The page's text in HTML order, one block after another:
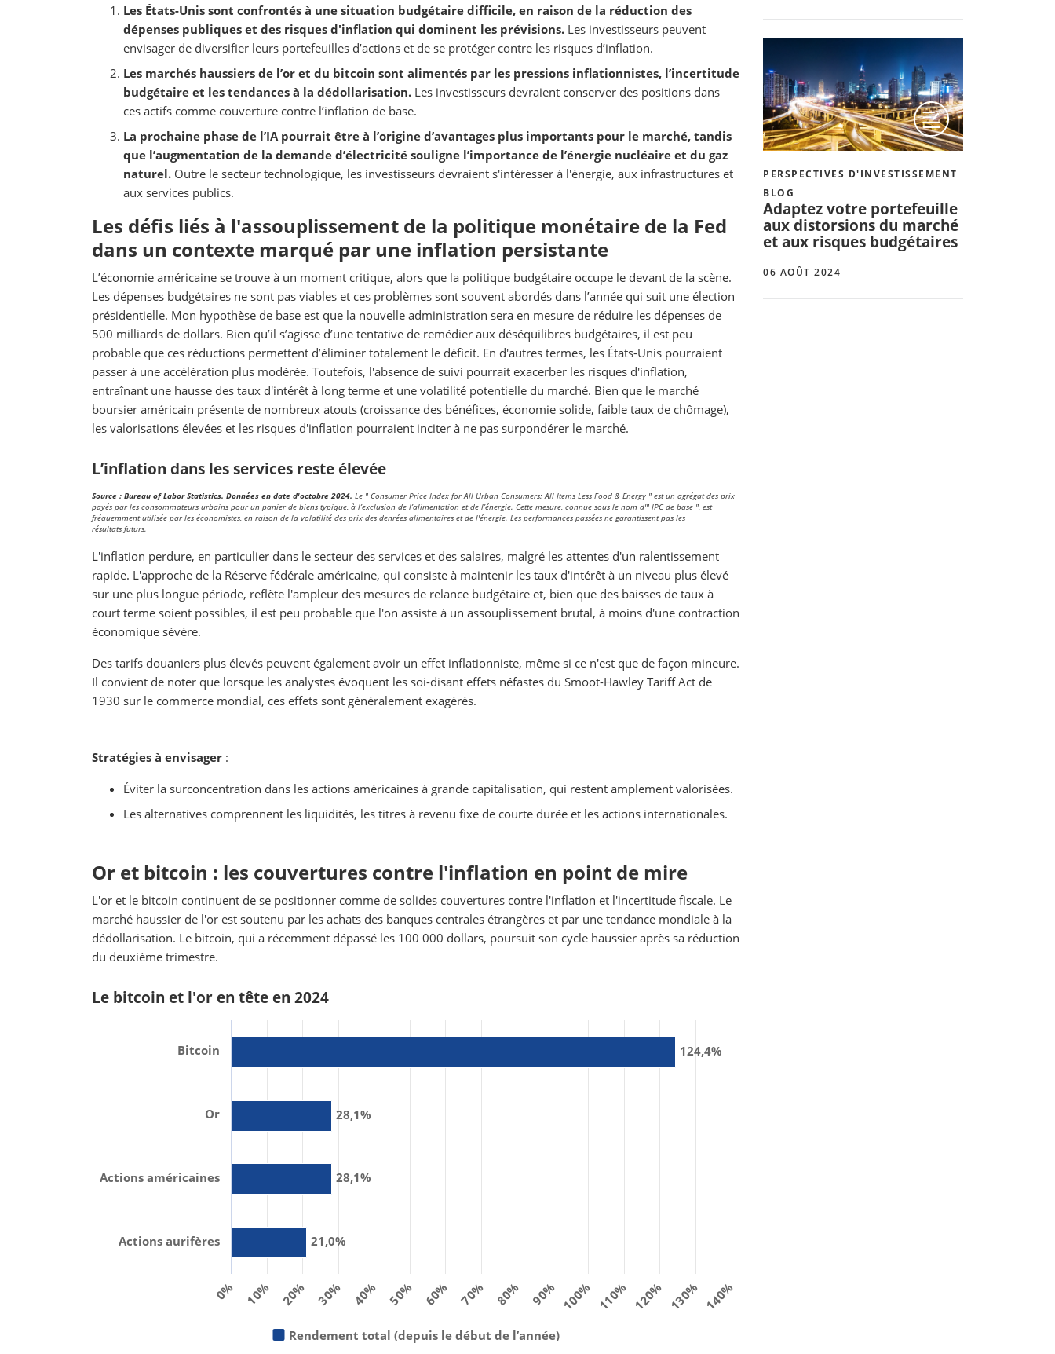
Les États-Unis sont confrontés à une situation budgétaire difficile, en raison de la réduction des
dépenses publiques et des risques d'inflation qui dominent les prévisions. Les investisseurs peuvent
envisager de diversifier leurs portefeuilles d’actions et de se protéger contre les risques d’inflation.
Les marchés haussiers de l’or et du bitcoin sont alimentés par les pressions inflationnistes, l’incertitude
budgétaire et les tendances à la dédollarisation. Les investisseurs devraient conserver des positions dans
ces actifs comme couverture contre l’inflation de base.
La prochaine phase de l’IA pourrait être à l’origine d’avantages plus importants pour le marché, tandis
que l’augmentation de la demande d’électricité souligne l’importance de l’énergie nucléaire et du gaz
naturel. Outre le secteur technologique, les investisseurs devraient s'intéresser à l'énergie, aux infrastructures et
aux services publics.
Les défis liés à l'assouplissement de la politique monétaire de la Fed
dans un contexte marqué par une inflation persistante
L’économie américaine se trouve à un moment critique, alors que la politique budgétaire occupe le devant de la scène.
Les dépenses budgétaires ne sont pas viables et ces problèmes sont souvent abordés dans l’année qui suit une élection
présidentielle. Mon hypothèse de base est que la nouvelle administration sera en mesure de réduire les dépenses de
500 milliards de dollars. Bien qu’il s’agisse d’une tentative de remédier aux déséquilibres budgétaires, il est peu
probable que ces réductions permettent d’éliminer totalement le déficit. En d'autres termes, les États-Unis pourraient
passer à une accélération plus modérée. Toutefois, l'absence de suivi pourrait exacerber les risques d'inflation,
entraînant une hausse des taux d'intérêt à long terme et une volatilité potentielle du marché. Bien que le marché
boursier américain présente de nombreux atouts (croissance des bénéfices, économie solide, faible taux de chômage),
les valorisations élevées et les risques d'inflation pourraient inciter à ne pas surpondérer le marché.
L’inflation dans les services reste élevée
Source : Bureau of Labor Statistics. Données en date d'octobre 2024. Le " Consumer Price Index for All Urban Consumers: All Items Less Food & Energy " est un agrégat des prix
payés par les consommateurs urbains pour un panier de biens typique, à l’exclusion de l’alimentation et de l’énergie. Cette mesure, connue sous le nom d'" IPC de base ", est
fréquemment utilisée par les économistes, en raison de la volatilité des prix des denrées alimentaires et de l'énergie. Les performances passées ne garantissent pas les
résultats futurs.
L'inflation perdure, en particulier dans le secteur des services et des salaires, malgré les attentes d'un ralentissement
rapide. L'approche de la Réserve fédérale américaine, qui consiste à maintenir les taux d'intérêt à un niveau plus élevé
sur une plus longue période, reflète l'ampleur des mesures de relance budgétaire et, bien que des baisses de taux à
court terme soient possibles, il est peu probable que l'on assiste à un assouplissement brutal, à moins d'une contraction
économique sévère.
Des tarifs douaniers plus élevés peuvent également avoir un effet inflationniste, même si ce n'est que de façon mineure.
Il convient de noter que lorsque les analystes évoquent les soi-disant effets néfastes du Smoot-Hawley Tariff Act de
1930 sur le commerce mondial, ces effets sont généralement exagérés.
Stratégies à envisager :
Éviter la surconcentration dans les actions américaines à grande capitalisation, qui restent amplement valorisées.
Les alternatives comprennent les liquidités, les titres à revenu fixe de courte durée et les actions internationales.
Or et bitcoin : les couvertures contre l'inflation en point de mire
L'or et le bitcoin continuent de se positionner comme de solides couvertures contre l'inflation et l'incertitude fiscale. Le
marché haussier de l'or est soutenu par les achats des banques centrales étrangères et par une tendance mondiale à la
dédollarisation. Le bitcoin, qui a récemment dépassé les 100 000 dollars, poursuit son cycle haussier après sa réduction
du deuxième trimestre.
Le bitcoin et l'or en tête en 2024
124,4%
28,1%
28,1%
21,0%
Rendement total (depuis le début de l’année)
Bitcoin
Or
Actions américaines
Actions aurifères
0% 10% 20% 30% 40% 50% 60% 70% 80% 90% 100% 110% 120% 130% 140%
PERSPECTIVES D'INVESTISSEMENT
BLOG
Adaptez votre portefeuille
aux distorsions du marché
et aux risques budgétaires
06 AOÛT 2024